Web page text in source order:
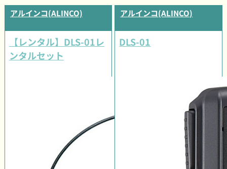
アルインコ(ALINCO)
【レンタル】DLS-01レ
ンタルセット
アルインコ(ALINCO)
DLS-01